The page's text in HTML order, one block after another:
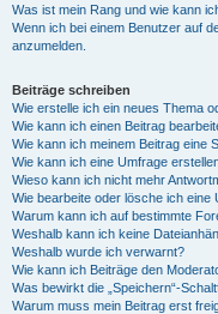
Was ist mein Rang und wie kann
Wenn ich bei einem Benutzer auf
anzumelden.
Beiträge schreiben
Wie erstelle ich ein neues Thema
Wie kann ich einen Beitrag
Wie kann ich meinem Beitrag eine
Wie kann ich eine Umfrage
Wieso kann ich nicht mehr
Wie bearbeite oder lösche ich eine
Warum kann ich auf bestimmte
Weshalb kann ich keine
Weshalb wurde ich verwarnt?
Wie kann ich Beiträge den
Was bewirkt die „Speichern“-
Warum muss mein Beitrag erst